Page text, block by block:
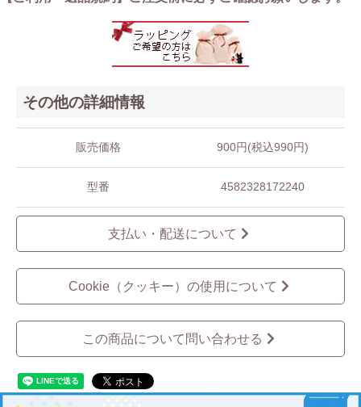
その他の詳細情報
販売価格 900円(税込990円)
型番 4582328172240
支払い・配送について
Cookie（クッキー）の使用について
この商品について問い合わせる